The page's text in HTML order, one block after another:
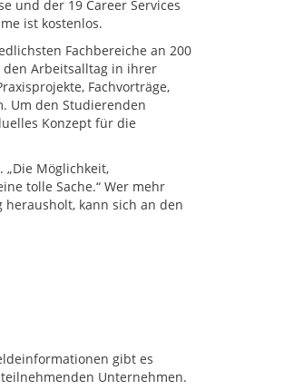
und der 19 Career Services
ist kostenlos.
Fachbereiche an 200
Arbeitsalltag in ihrer
Fachvorträge,
Um den Studierenden
Konzept für die
„Die Möglichkeit,
tolle Sache.“ Wer mehr
kann sich an den
gibt es
Unternehmen.